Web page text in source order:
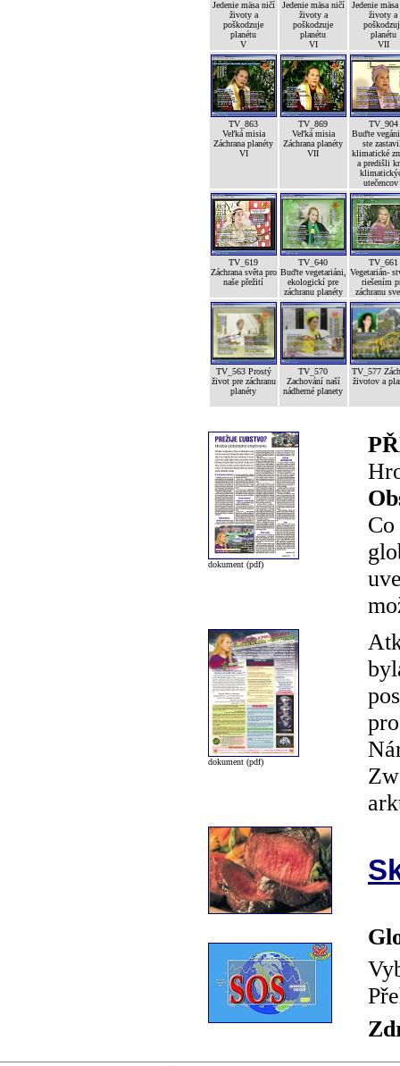
Jedenie mäsa ničí
životy a
poškodzuje
planétu
V
Jedenie mäsa ničí
životy a
poškodzuje
planétu
VI
Jedenie
životy a
planétu
VII
TV_863
Veľká misia
Záchrana planéty
VI
TV_869
Veľká misia
Záchrana planéty
VII
TV_904
Buďte
ste
klimatické
a predišli
TV_619
Záchrana světa pro
naše přežití
TV_640
Buďte vegetariáni,
ekologickí pre
záchranu planéty
TV_661
Vegetarián-
riešením
záchranu
TV_563 Prostý
život pre záchranu
planéty
TV_570
Zachování naší
nádherné planety
TV_577
životov a
dokument (pdf)
dokument (pdf)